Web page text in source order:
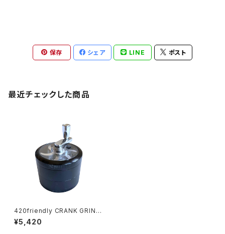
保存 シェア LINE ポスト
最近チェックした商品
420friendly CRANK GRIND
ER PRO｜クランクハンドル式
プレミアムハーブグラインダー
¥5,420